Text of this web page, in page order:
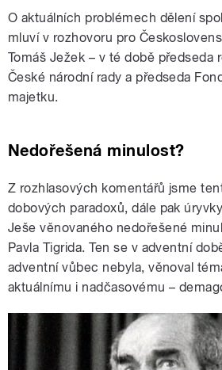
O aktuálních problémech dělení
mluví v rozhovoru pro
Tomáš Ježek – v té době předseda
České národní rady a předseda
majetku.
Nedořešená minulost?
Z rozhlasových komentářů jsme
dobových paradoxů, dále pak
Ješe věnovaného nedořešené
Pavla Tigrida. Ten se v adventní
adventní vůbec nebyla, věnoval
aktuálnímu i nadčasovému –